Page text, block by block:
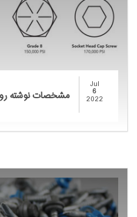
Jul
6
2022 مشخصات نوشته